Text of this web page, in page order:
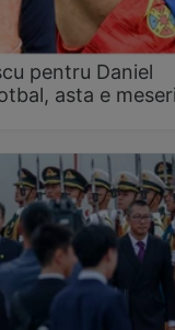
pentru Daniel
asta e